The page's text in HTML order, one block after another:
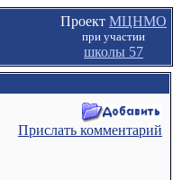
Проект МЦНМО
при участии
школы 57
Прислать комментарий